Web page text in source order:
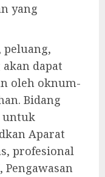
yang
peluang,
dapat
oleh oknum-
Bidang
untuk
Aparat
profesional